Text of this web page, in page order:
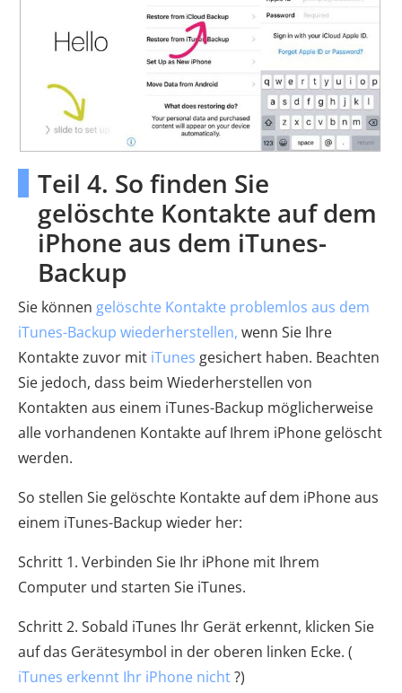
Teil 4. So finden Sie
gelöschte Kontakte auf dem
iPhone aus dem iTunes-
Backup
Sie können gelöschte Kontakte problemlos aus dem
iTunes-Backup wiederherstellen, wenn Sie Ihre
Kontakte zuvor mit iTunes gesichert haben. Beachten
Sie jedoch, dass beim Wiederherstellen von
Kontakten aus einem iTunes-Backup möglicherweise
alle vorhandenen Kontakte auf Ihrem iPhone gelöscht
werden.
So stellen Sie gelöschte Kontakte auf dem iPhone aus
einem iTunes-Backup wieder her:
Schritt 1. Verbinden Sie Ihr iPhone mit Ihrem
Computer und starten Sie iTunes.
Schritt 2. Sobald iTunes Ihr Gerät erkennt, klicken Sie
auf das Gerätesymbol in der oberen linken Ecke. (
iTunes erkennt Ihr iPhone nicht?)